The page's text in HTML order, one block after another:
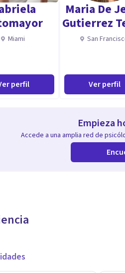
Miami
perfil
Maria De
Gutierrez
San
Ver perfil
Empieza
Accede a una amplia red de